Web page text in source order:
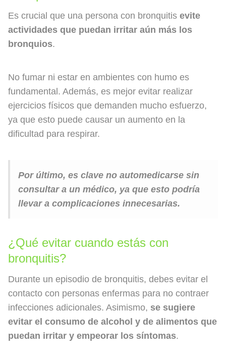
Es crucial que una persona con bronquitis evite
actividades que puedan irritar aún más los
bronquios.
No fumar ni estar en ambientes con humo es
fundamental. Además, es mejor evitar realizar
ejercicios físicos que demanden mucho esfuerzo,
ya que esto puede causar un aumento en la
dificultad para respirar.
Por último, es clave no automedicarse sin
consultar a un médico, ya que esto podría
llevar a complicaciones innecesarias.
¿Qué evitar cuando estás con
bronquitis?
Durante un episodio de bronquitis, debes evitar el
contacto con personas enfermas para no contraer
infecciones adicionales. Asimismo, se sugiere
evitar el consumo de alcohol y de alimentos que
puedan irritar y empeorar los síntomas.